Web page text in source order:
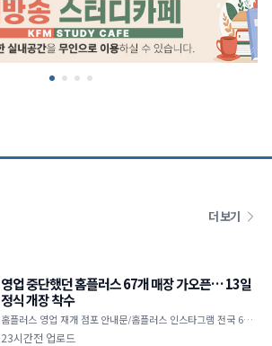
더 보기
영업 중단했던 홈플러스 67개 매장 가오픈… 13일
정식 개장 착수
홈플러스 영업 재개 점포 안내문/홈플러스 인스타그램 전국 67개
매장 7일 가오픈 시작으로 운영 점검 착수 12일까지 미비점 보완
23시간전 업로드